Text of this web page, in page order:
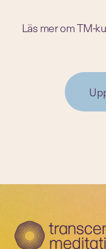
Läs mer om TM-